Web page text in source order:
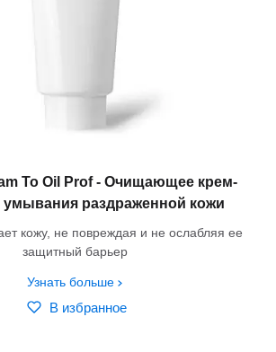
To Oil Prof - Очищающее крем-
умывания раздраженной кожи
кожу, не повреждая и не ослабляя ее
защитный барьер
Узнать больше
В избранное